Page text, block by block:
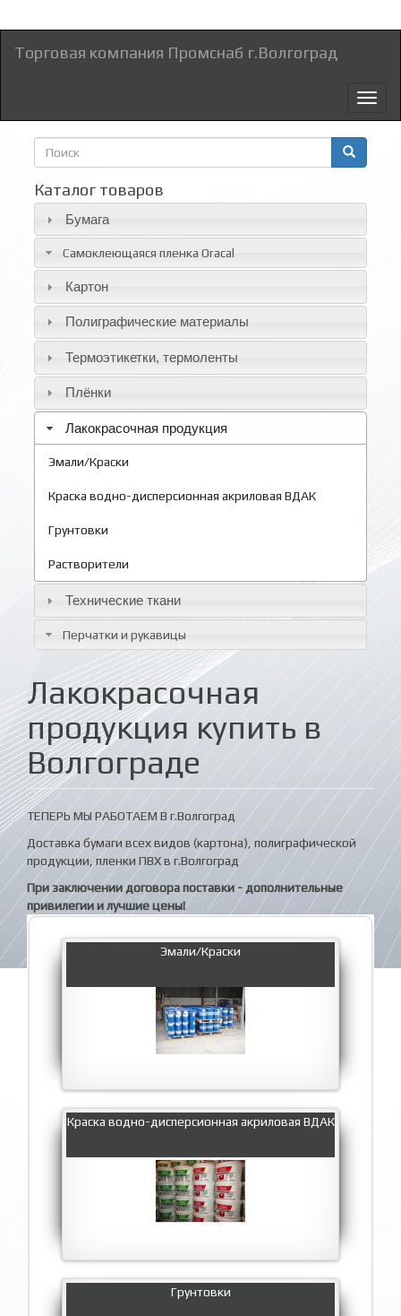
Торговая компания Промснаб г.Волгоград
Форма
поиска
Каталог товаров
Бумага
Самоклеющаяся пленка Oracal
Картон
Полиграфические материалы
Термоэтикетки, термоленты
Плёнки
Лакокрасочная продукция
Эмали/Краски
Краска водно-дисперсионная акриловая ВДАК
Грунтовки
Растворители
Технические ткани
Перчатки и рукавицы
Лакокрасочная
продукция купить в
Волгограде
ТЕПЕРЬ МЫ РАБОТАЕМ В г.Волгоград
Доставка бумаги всех видов (картона), полиграфической
продукции, пленки ПВХ в г.Волгоград
При заключении договора поставки - дополнительные
привилегии и лучшие цены!
Эмали/Краски
Краска водно-дисперсионная акриловая ВДАК
Грунтовки